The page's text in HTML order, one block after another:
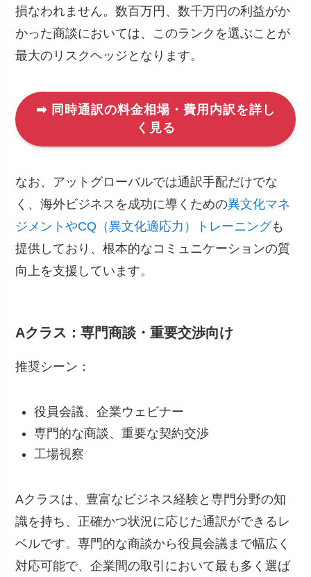
損なわれません。数百万円、数千万円の利益がか
かった商談においては、このランクを選ぶことが
最大のリスクヘッジとなります。
➡ 同時通訳の料金相場・費用内訳を詳し
く見る
なお、アットグローバルでは通訳手配だけでな
く、海外ビジネスを成功に導くための異文化マネ
ジメントやCQ（異文化適応力）トレーニングも
提供しており、根本的なコミュニケーションの質
向上を支援しています。
Aクラス：専門商談・重要交渉向け
推奨シーン：
役員会議、企業ウェビナー
専門的な商談、重要な契約交渉
工場視察
Aクラスは、豊富なビジネス経験と専門分野の知
識を持ち、正確かつ状況に応じた通訳ができるレ
ベルです。専門的な商談から役員会議まで幅広く
対応可能で、企業間の取引において最も多く選ば